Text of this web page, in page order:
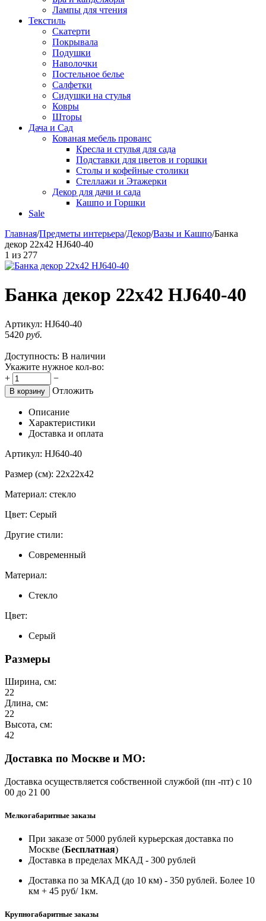
Лампы для чтения
Текстиль
Скатерти
Покрывала
Подушки
Наволочки
Постельное белье
Салфетки
Сидушки на стулья
Ковры
Шторы
Дача и Сад
Кованая мебель прованс
Кресла и стулья для сада
Подставки для цветов и горшки
Столы и кофейные столики
Стеллажи и Этажерки
Декор для дачи и сада
Кашпо и Горшки
Sale
Главная/Предметы интерьера/Декор/Вазы и Кашпо/Банка
декор 22х42 HJ640-40
1 из 277
Банка декор 22х42 HJ640-40
Артикул: HJ640-40
5420 руб.
Доступность: В наличии
Укажите нужное кол-во:
+
−
В корзину Отложить
Описание
Характеристики
Доставка и оплата
Артикул: HJ640-40
Размер (см): 22х22х42
Материал: стекло
Цвет: Серый
Другие стили:
Современный
Материал:
Стекло
Цвет:
Серый
Размеры
Ширина, см:
22
Длина, см:
22
Высота, см:
42
Доставка по Москве и МО:
Доставка осуществляется собственной службой (пн -пт) с 10
00 до 21 00
Мелкогабаритные заказы
При заказе от 5000 рублей курьерская доставка по
Москве (Бесплатная)
Доставка в пределах МКАД - 300 рублей
Доставка по за МКАД (до 10 км) - 350 рублей. Более 10
км + 45 руб/ 1км.
Крупногабаритные заказы